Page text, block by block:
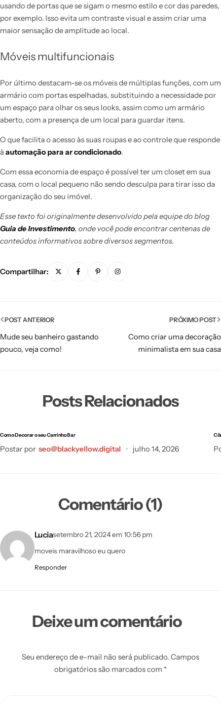
usando de portas que se sigam o mesmo estilo e cor das paredes,
por exemplo. Isso evita um contraste visual e assim criar uma
maior sensação de amplitude ao local.
Móveis multifuncionais
Por último destacam-se os móveis de múltiplas funções, com um
armário com portas espelhadas, substituindo a necessidade por
um espaço para olhar os seus looks, assim como um armário
aberto, com a presença de um local para guardar itens.
O que facilita o acesso às suas roupas e ao controle que responde
à automação para ar condicionado.
Com essa economia de espaço é possível ter um closet em sua
casa, com o local pequeno não sendo desculpa para tirar isso da
organização do seu imóvel.
Esse texto foi originalmente desenvolvido pela equipe do blog
Guia de Investimento, onde você pode encontrar centenas de
conteúdos informativos sobre diversos segmentos.
Compartilhar:
POST ANTERIOR
Mude seu banheiro gastando
pouco, veja como!
PRÓXIMO POST
Como criar uma decoração
minimalista em sua casa
Posts Relacionados
Como Decorar o seu Carrinho Bar
Postar por seo@blackyellow.digital julho 14, 2026
Comentário (1)
Luciasetembro 21, 2024 em 10:56 pm
moveis maravilhoso eu quero
Responder
Deixe um comentário
Seu endereço de e-mail não será publicado. Campos
obrigatórios são marcados com *